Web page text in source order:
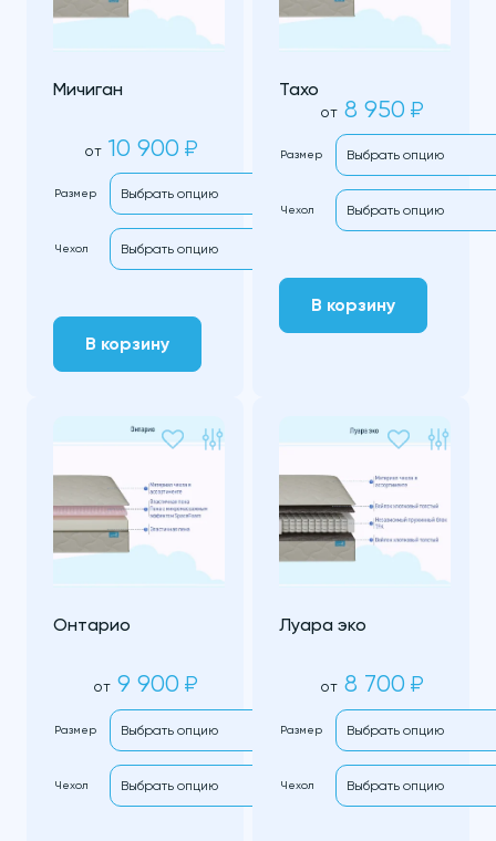
Мичиган
от 10 900 ₽
Размер
Чехол
В корзину
Тахо
от 8 950 ₽
Размер
Чехол
В корзину
Онтарио
от 9 900 ₽
Размер
Чехол
Луара эко
от 8 700 ₽
Размер
Чехол